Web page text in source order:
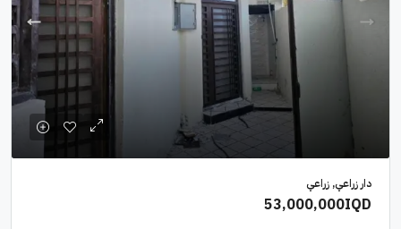
دار زراعي, زراعي
53,000,000IQD